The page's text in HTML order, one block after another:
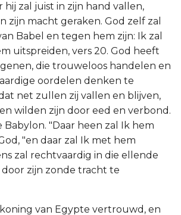
hij zal juist in zijn hand vallen,
zijn macht geraken. God zelf zal
Babel en tegen hem zijn: Ik zal
uitspreiden, vers 20. God heeft
die trouweloos handelen en
oordelen denken te
net zullen zij vallen en blijven,
wilden zijn door eed en verbond.
Babylon. "Daar heen zal Ik hem
"en daar zal Ik met hem
zal rechtvaardig in die ellende
zijn zonde tracht te
van Egypte vertrouwd, en